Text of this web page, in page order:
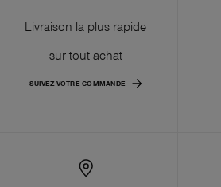
Livraison la plus rapide
sur tout achat
SUIVEZ VOTRE COMMANDE